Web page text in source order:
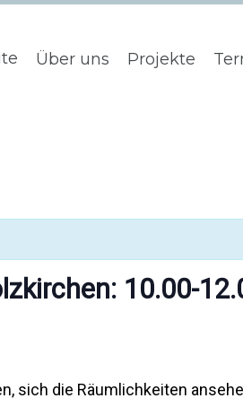
Über uns Projekte
10.00-
sich die Räumlichkeiten